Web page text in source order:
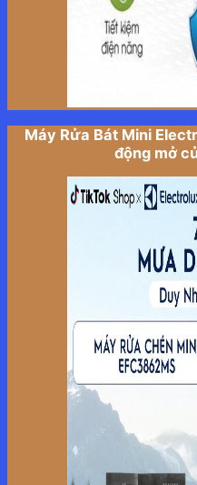
Máy Rửa Bát Mini
động mở